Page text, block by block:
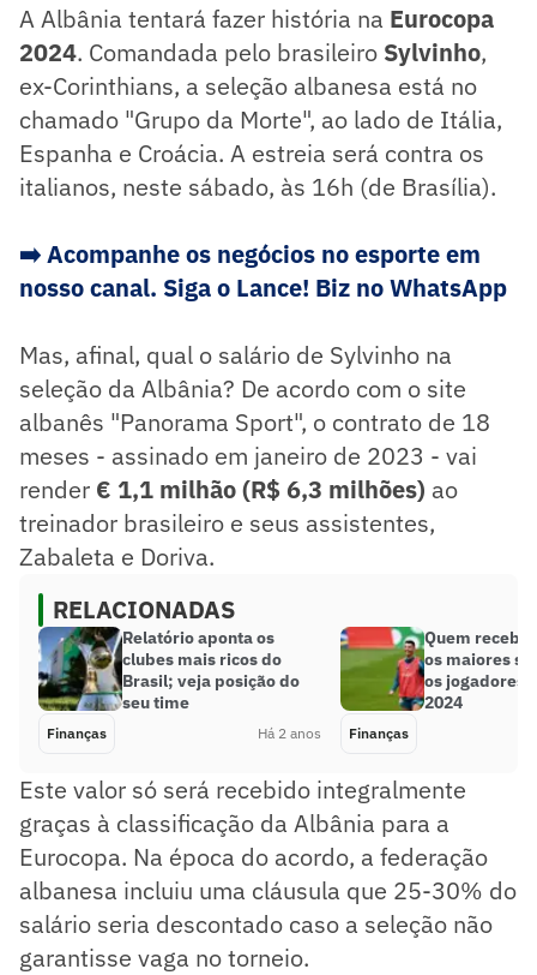
A Albânia tentará fazer história na Eurocopa
2024. Comandada pelo brasileiro Sylvinho,
ex-Corinthians, a seleção albanesa está no
chamado "Grupo da Morte", ao lado de Itália,
Espanha e Croácia. A estreia será contra os
italianos, neste sábado, às 16h (de Brasília).
➡️Acompanhe os negócios no esporte em
nosso canal. Siga o Lance! Biz no WhatsApp
Mas, afinal, qual o salário de Sylvinho na
seleção da Albânia? De acordo com o site
albanês "Panorama Sport", o contrato de 18
meses - assinado em janeiro de 2023 - vai
render € 1,1 milhão (R$ 6,3 milhões) ao
treinador brasileiro e seus assistentes,
Zabaleta e Doriva.
RELACIONADAS
Relatório aponta os
clubes mais ricos do
Brasil; veja posição do
seu time
Finanças Há 2 anos
Quem recebe
os maiores
os jogadores
2024
Finanças
Este valor só será recebido integralmente
graças à classificação da Albânia para a
Eurocopa. Na época do acordo, a federação
albanesa incluiu uma cláusula que 25-30% do
salário seria descontado caso a seleção não
garantisse vaga no torneio.